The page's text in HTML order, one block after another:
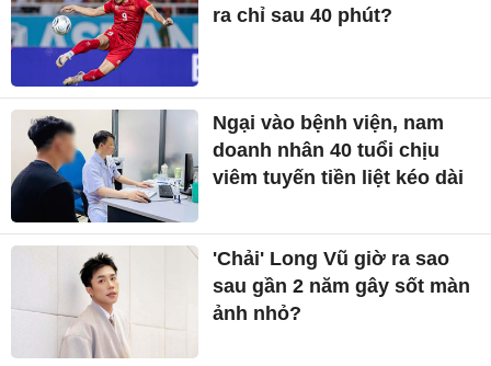
ra chỉ sau 40 phút?
Ngại vào bệnh viện, nam
doanh nhân 40 tuổi chịu
viêm tuyến tiền liệt kéo dài
'Chải' Long Vũ giờ ra sao
sau gần 2 năm gây sốt màn
ảnh nhỏ?